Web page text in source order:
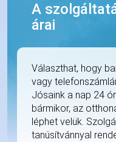
A
árai
Választhat, hogy
vagy
Jósaink a nap 24
bármikor, az
léphet velük.
tanúsítvánnyal